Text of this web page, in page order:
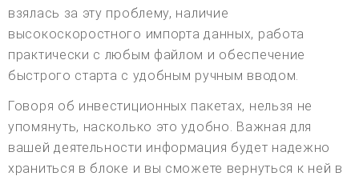
взялась за эту проблему, наличие
высокоскоростного импорта данных, работа
практически с любым файлом и обеспечение
быстрого старта с удобным ручным вводом.
Говоря об инвестиционных пакетах, нельзя не
упомянуть, насколько это удобно. Важная для
вашей деятельности информация будет надежно
храниться в блоке и вы сможете вернуться к ней в